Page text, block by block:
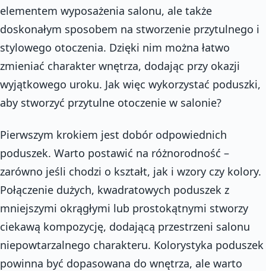
elementem wyposażenia salonu, ale także
doskonałym sposobem na stworzenie przytulnego i
stylowego otoczenia. Dzięki nim można łatwo
zmieniać charakter wnętrza, dodając przy okazji
wyjątkowego uroku. Jak więc wykorzystać poduszki,
aby stworzyć przytulne otoczenie w salonie?
Pierwszym krokiem jest dobór odpowiednich
poduszek. Warto postawić na różnorodność –
zarówno jeśli chodzi o kształt, jak i wzory czy kolory.
Połączenie dużych, kwadratowych poduszek z
mniejszymi okrągłymi lub prostokątnymi stworzy
ciekawą kompozycję, dodającą przestrzeni salonu
niepowtarzalnego charakteru. Kolorystyka poduszek
powinna być dopasowana do wnętrza, ale warto